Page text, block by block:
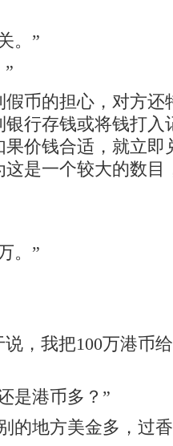
。”
”
币的担心，对方还
银行存钱或将钱打入
价钱合适，就立即
是一个较大的数目
。”
，我把100万港币
是港币多？”
的地方美金多，过